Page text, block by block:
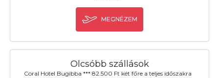
MEGNÉZEM
Olcsóbb szállások
Coral Hotel Bugibba *** 82.500 Ft két főre a teljes időszakra